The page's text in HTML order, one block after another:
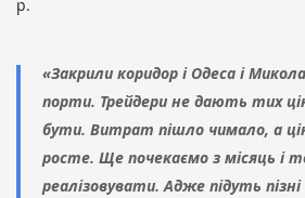
р.
«Закрили коридор і Одеса і
порти. Трейдери не дають тих
бути. Витрат пішло чимало, а
росте. Ще почекаємо з місяць і
реалізовувати. Адже підуть